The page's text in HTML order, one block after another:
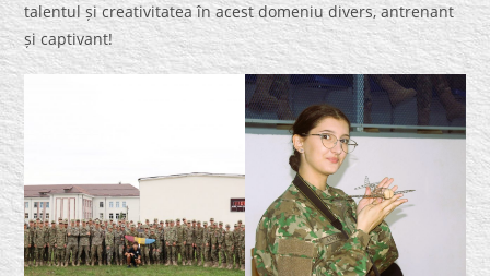
talentul și creativitatea în acest domeniu divers, antrenant
și captivant!